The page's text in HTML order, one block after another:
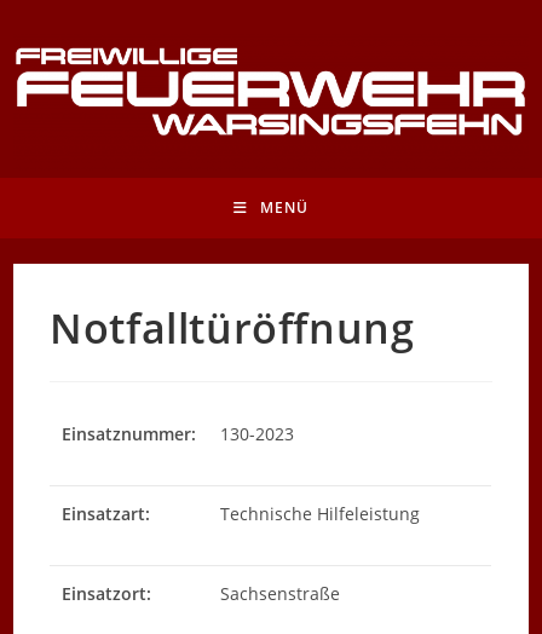
Inhalt
springen
MENÜ
Notfalltüröffnung
Einsatznummer: 130-2023
Einsatzart: Technische Hilfeleistung
Einsatzort: Sachsenstraße